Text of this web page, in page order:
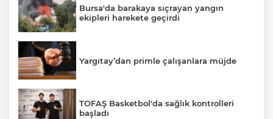
Bursa'da barakaya sıçrayan yangın
ekipleri harekete geçirdi
Yargıtay’dan primle çalışanlara müjde
TOFAŞ Basketbol'da sağlık kontrolleri
başladı